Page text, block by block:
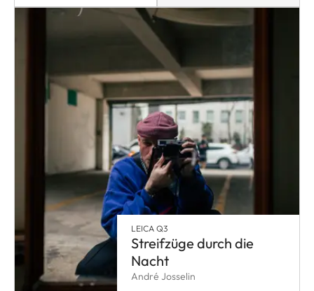
LEICA Q3
Streifzüge durch die
Nacht
André Josselin